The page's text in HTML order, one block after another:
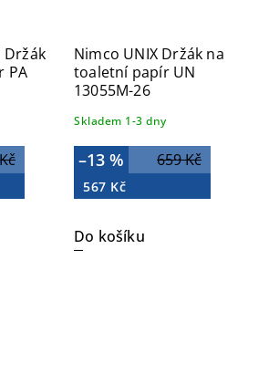
Držák
PA
Nimco UNIX Držák na
toaletní papír UN
13055M-26
Skladem 1-3 dny
659 Kč
–13 %
567 Kč
Do košíku